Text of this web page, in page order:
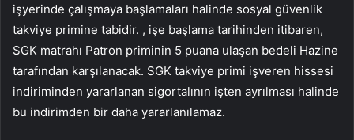
işyerinde çalışmaya başlamaları halinde sosyal güvenlik
takviye primine tabidir. , işe başlama tarihinden itibaren,
SGK matrahı Patron priminin 5 puana ulaşan bedeli Hazine
tarafından karşılanacak. SGK takviye primi işveren hissesi
indiriminden yararlanan sigortalının işten ayrılması halinde
bu indirimden bir daha yararlanılamaz.